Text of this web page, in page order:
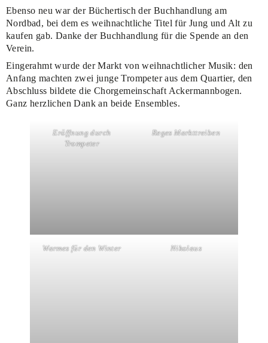
Ebenso neu war der Büchertisch der Buchhandlung am
Nordbad, bei dem es weihnachtliche Titel für Jung und Alt zu
kaufen gab. Danke der Buchhandlung für die Spende an den
Verein.
Eingerahmt wurde der Markt von weihnachtlicher Musik: den
Anfang machten zwei junge Trompeter aus dem Quartier, den
Abschluss bildete die Chorgemeinschaft Ackermannbogen.
Ganz herzlichen Dank an beide Ensembles.
Eröffnung durch
Trompeter
Reges Markttreiben
Warmes für den Winter Nikolaus